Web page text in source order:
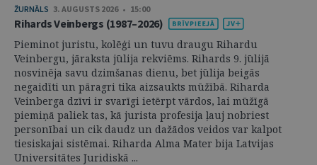
ŽURNĀLS 3. AUGUSTS 2026 • 15:00
Rihards Veinbergs (1987–2026)
Pieminot juristu, kolēģi un tuvu draugu Rihardu
Veinbergu, jāraksta jūlija rekviēms. Rihards 9. jūlijā
nosvinēja savu dzimšanas dienu, bet jūlija beigās
negaidīti un pāragri tika aizsaukts mūžībā. Riharda
Veinberga dzīvi ir svarīgi ietērpt vārdos, lai mūžīgā
piemiņā paliek tas, kā jurista profesija ļauj nobriest
personībai un cik daudz un dažādos veidos var kalpot
tiesiskajai sistēmai. Riharda Alma Mater bija Latvijas
Universitātes Juridiskā ...